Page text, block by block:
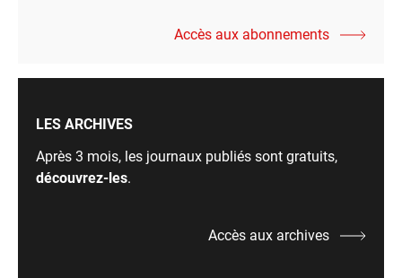
Accès aux abonnements
LES ARCHIVES
Après 3 mois, les journaux publiés sont gratuits,
découvrez-les.
Accès aux archives